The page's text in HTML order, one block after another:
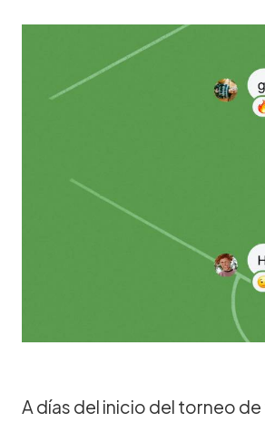
A días del inicio del torneo